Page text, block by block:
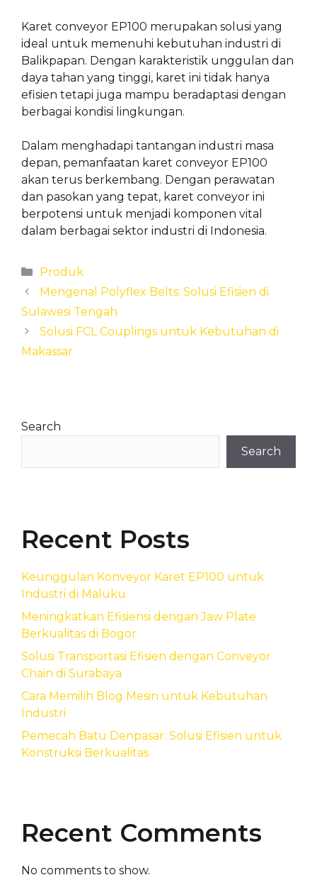
Karet conveyor EP100 merupakan solusi yang
ideal untuk memenuhi kebutuhan industri di
Balikpapan. Dengan karakteristik unggulan dan
daya tahan yang tinggi, karet ini tidak hanya
efisien tetapi juga mampu beradaptasi dengan
berbagai kondisi lingkungan.
Dalam menghadapi tantangan industri masa
depan, pemanfaatan karet conveyor EP100
akan terus berkembang. Dengan perawatan
dan pasokan yang tepat, karet conveyor ini
berpotensi untuk menjadi komponen vital
dalam berbagai sektor industri di Indonesia.
Categories
Produk
Mengenal Polyflex Belts: Solusi Efisien di
Sulawesi Tengah
Solusi FCL Couplings untuk Kebutuhan di
Makassar
Search
Search
Recent Posts
Keunggulan Konveyor Karet EP100 untuk
Industri di Maluku
Meningkatkan Efisiensi dengan Jaw Plate
Berkualitas di Bogor
Solusi Transportasi Efisien dengan Conveyor
Chain di Surabaya
Cara Memilih Blog Mesin untuk Kebutuhan
Industri
Pemecah Batu Denpasar: Solusi Efisien untuk
Konstruksi Berkualitas
Recent Comments
No comments to show.